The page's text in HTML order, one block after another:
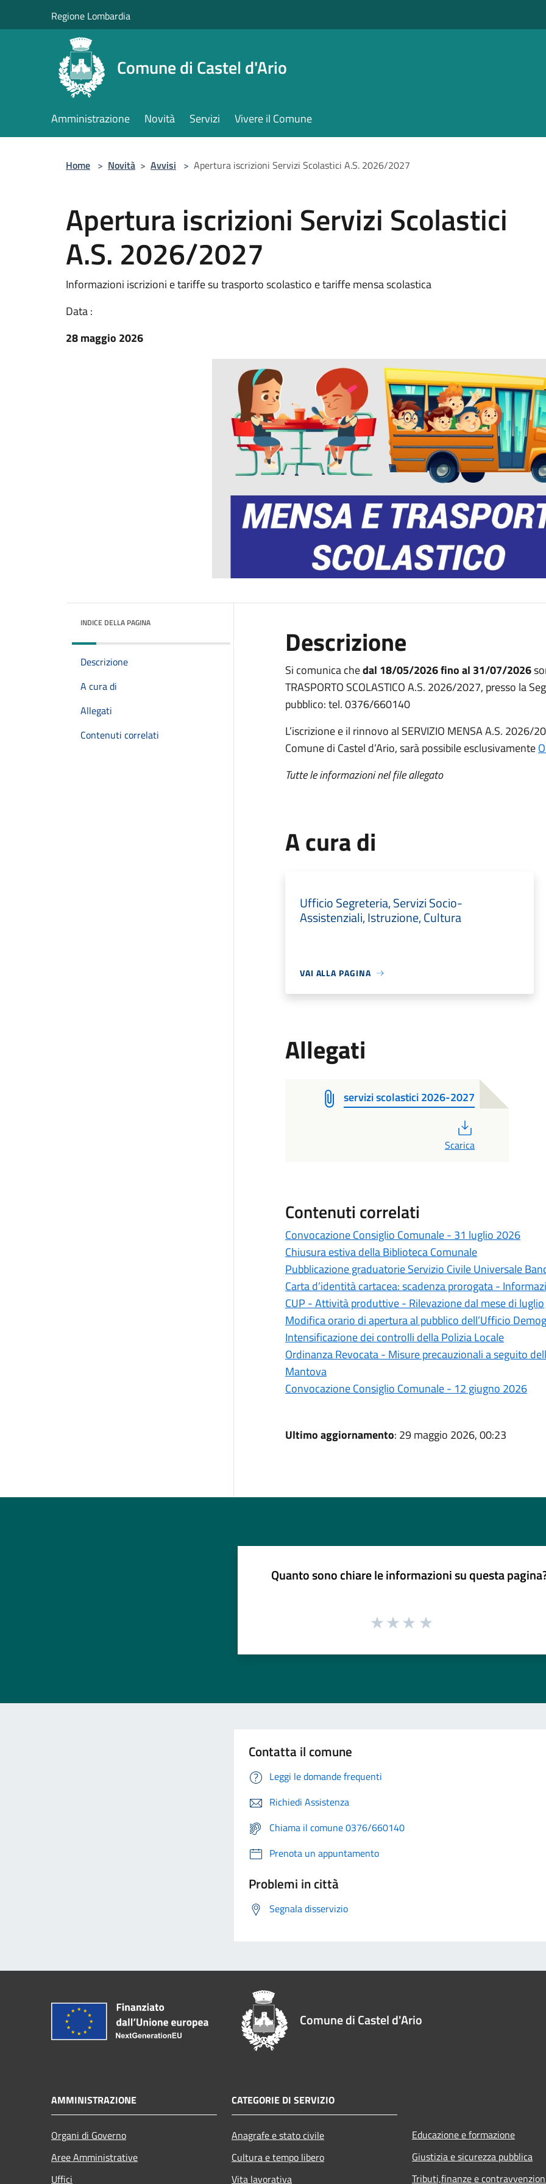
Regione Lombardia
Comune di Castel d'Ario
Amministrazione Novità Servizi Vivere il Comune
Home > Novità > Avvisi > Apertura iscrizioni Servizi Scolastici A.S. 2026/2027
Apertura iscrizioni Servizi Scolastici
A.S. 2026/2027
Informazioni iscrizioni e tariffe su trasporto scolastico e tariffe mensa scolastica
Data :
28 maggio 2026
INDICE DELLA PAGINA
Descrizione
A cura di
Allegati
Contenuti correlati
Descrizione
Si comunica chedal 18/05/2026 fino al 31/07/2026
TRASPORTO SCOLASTICO A.S. 2026/2027, presso la
pubblico: tel. 0376/660140
L’iscrizione e il rinnovo al SERVIZIO MENSA A.S. 2026/
Comune di Castel d’Ario, sarà possibile esclusivamente
Tutte le informazioni nel file allegato
A cura di
Ufficio Segreteria, Servizi Socio-
Assistenziali, Istruzione, Cultura
VAI ALLA PAGINA
Allegati
servizi scolastici 2026-2027
Scarica
Contenuti correlati
Convocazione Consiglio Comunale - 31 luglio 2026
Chiusura estiva della Biblioteca Comunale
Pubblicazione graduatorie Servizio Civile Universale
Carta d’identità cartacea: scadenza prorogata -
CUP - Attività produttive - Rilevazione dal mese di luglio
Modifica orario di apertura al pubblico dell’Ufficio
Intensificazione dei controlli della Polizia Locale
Ordinanza Revocata - Misure precauzionali a seguito
Mantova
Convocazione Consiglio Comunale - 12 giugno 2026
Ultimo aggiornamento: 29 maggio 2026, 00:23
Quanto sono chiare le informazioni su questa
Contatta il comune
Leggi le domande frequenti
Richiedi Assistenza
Chiama il comune 0376/660140
Prenota un appuntamento
Problemi in città
Segnala disservizio
Comune di Castel d'Ario
AMMINISTRAZIONE
Organi di Governo
Aree Amministrative
Uffici
CATEGORIE DI SERVIZIO
Anagrafe e stato civile
Cultura e tempo libero
Vita lavorativa
Educazione e formazione
Giustizia e sicurezza pubblica
Tributi,finanze e